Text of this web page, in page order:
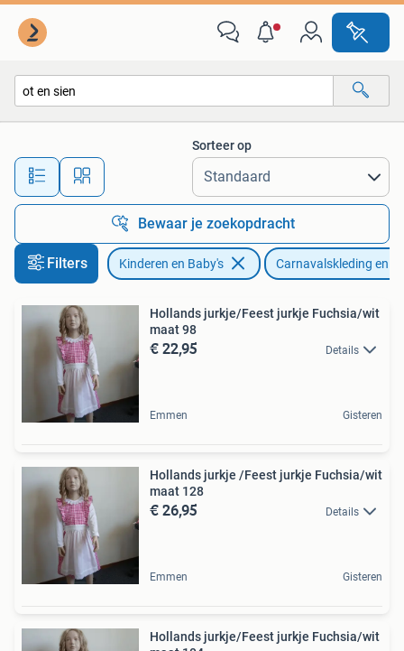
Alle afstanden…
Sorteer op
Bewaar je zoekopdracht
Filters Kinderen en Baby's Carnavalskleding en
Hollands jurkje/Feest jurkje Fuchsia/wit
maat 98
€ 22,95 Details
Emmen Gisteren
Hollands jurkje /Feest jurkje Fuchsia/wit
maat 128
€ 26,95 Details
Emmen Gisteren
Hollands jurkje/Feest jurkje Fuchsia/wit